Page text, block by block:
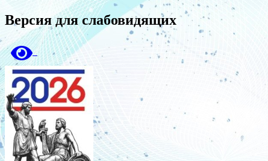
Версия для слабовидящих